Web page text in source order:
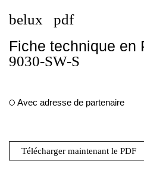
belux pdf
Fiche technique en
9030-SW-S
Avec adresse de partenaire
Télécharger maintenant le PDF